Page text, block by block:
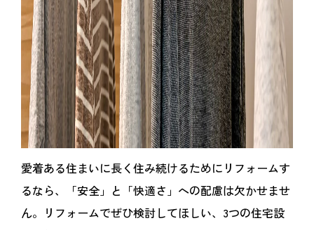
愛着ある住まいに長く住み続けるためにリフォームす
るなら、「安全」と「快適さ」への配慮は欠かせませ
ん。リフォームでぜひ検討してほしい、3つの住宅設